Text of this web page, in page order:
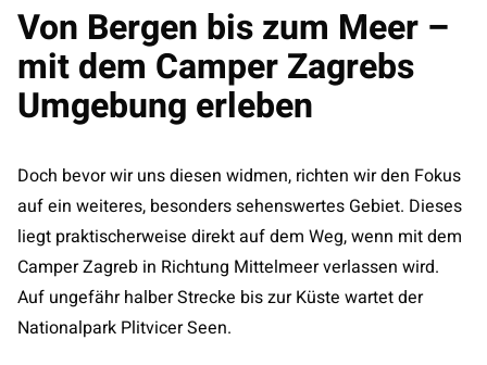
Von Bergen bis zum Meer –
mit dem Camper Zagrebs
Umgebung erleben
Doch bevor wir uns diesen widmen, richten wir den Fokus
auf ein weiteres, besonders sehenswertes Gebiet. Dieses
liegt praktischerweise direkt auf dem Weg, wenn mit dem
Camper Zagreb in Richtung Mittelmeer verlassen wird.
Auf ungefähr halber Strecke bis zur Küste wartet der
Nationalpark Plitvicer Seen.